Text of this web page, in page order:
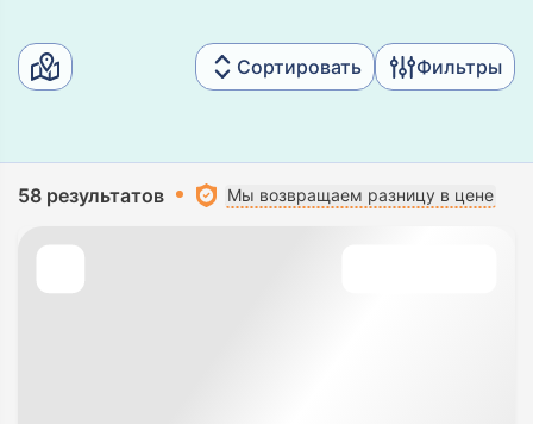
Сортировать Фильтры
58 результатов Мы возвращаем разницу в цене